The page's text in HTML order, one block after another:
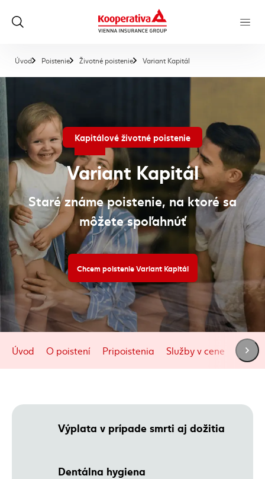
Úvod Poistenie Životné poistenie Variant Kapitál
Kapitálové životné poistenie
Variant Kapitál
Staré známe poistenie, na ktoré sa
môžete spoľahnúť
Chcem poistenie Variant Kapitál
Úvod O poistení Pripoistenia Služby v cene
Výplata v prípade smrti aj dožitia
Dentálna hygiena